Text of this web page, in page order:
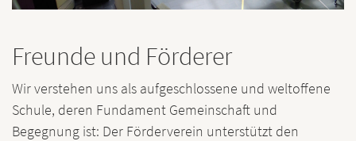
Freunde und Förderer
Wir verstehen uns als aufgeschlossene und weltoffene
Schule, deren Fundament Gemeinschaft und
Begegnung ist: Der Förderverein unterstützt den